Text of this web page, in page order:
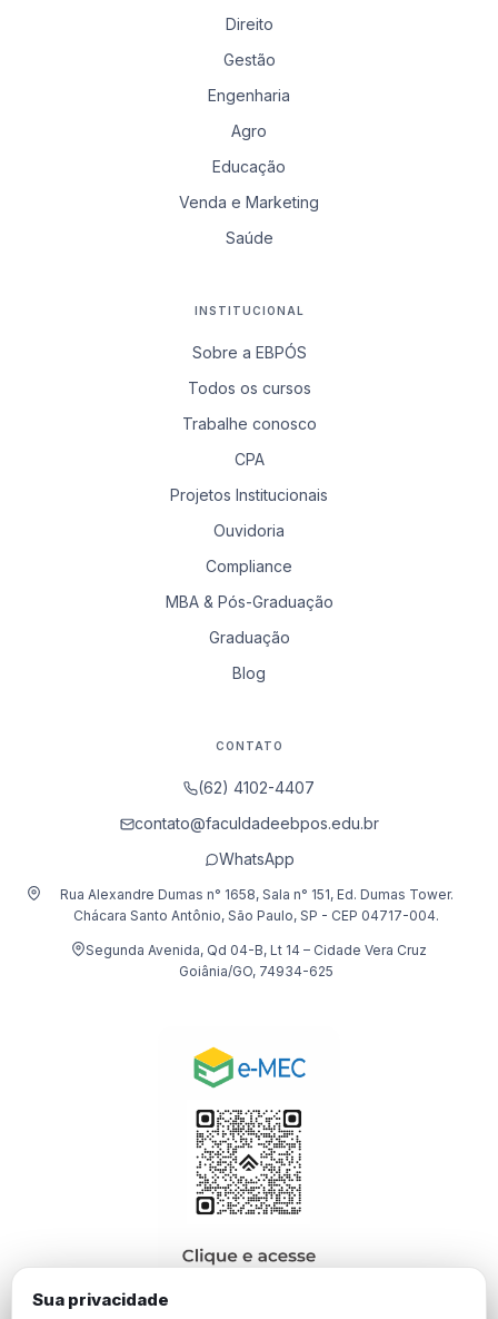
Direito
Gestão
Engenharia
Agro
Educação
Venda e Marketing
Saúde
INSTITUCIONAL
Sobre a EBPÓS
Todos os cursos
Trabalhe conosco
CPA
Projetos Institucionais
Ouvidoria
Compliance
MBA & Pós-Graduação
Graduação
Blog
CONTATO
(62) 4102-4407
contato@faculdadeebpos.edu.br
WhatsApp
Rua Alexandre Dumas n° 1658, Sala n° 151, Ed. Dumas Tower.
Chácara Santo Antônio, São Paulo, SP - CEP 04717-004.
Segunda Avenida, Qd 04-B, Lt 14 – Cidade Vera Cruz
Goiânia/GO, 74934-625
Sua privacidade